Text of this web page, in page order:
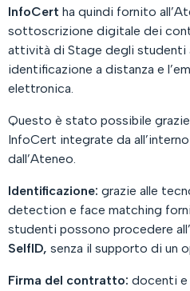
InfoCert ha quindi fornito
sottoscrizione digitale dei
attività di Stage degli studenti
identificazione a distanza e
elettronica.
Questo è stato possibile
InfoCert integrate da
dall’Ateneo.
Identificazione: grazie alle
detection e face matching
studenti possono procedere
SelfID, senza il supporto di un
Firma del contratto: docenti e